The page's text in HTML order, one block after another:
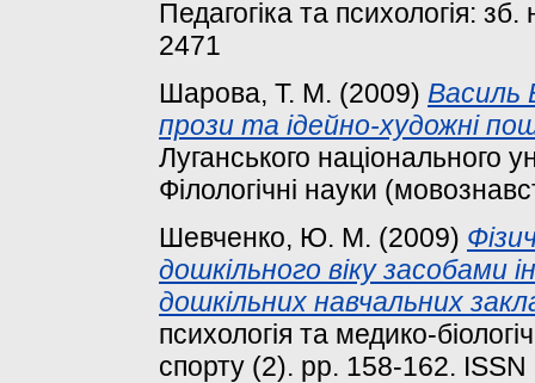
Педагогіка та психологія:
2471
Шарова, Т. М. (2009) Василь
прози та ідейно-художні
Луганського національного
Філологічні науки
Шевченко, Ю. М. (2009)
дошкільного віку засобами
дошкільних навчальних
психологія та медико-
спорту (2). pp. 158-162.